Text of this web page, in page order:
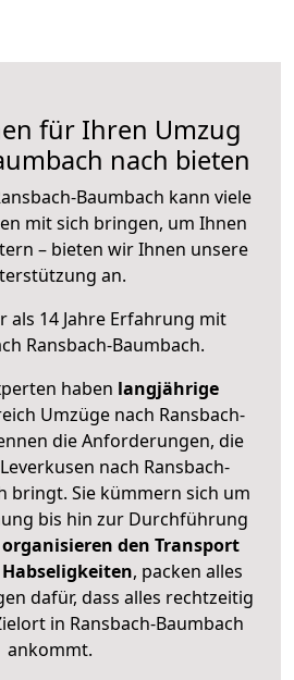
für Ihren Umzug
nach bieten
Baumbach kann viele
mit sich bringen, um Ihnen
– bieten wir Ihnen unsere
an.
als 14 Jahre Erfahrung mit
Ransbach-Baumbach.
haben langjährige
Umzüge nach Ransbach-
die Anforderungen, die
nach Ransbach-
bringt. Sie kümmern sich um
bis hin zur Durchführung
organisieren den Transport
, packen alles
dafür, dass alles rechtzeitig
in Ransbach-Baumbach
ankommt.